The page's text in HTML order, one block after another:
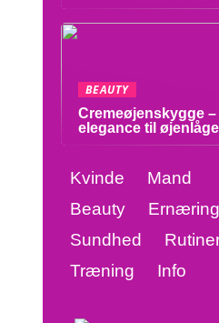
BEAUTY
Cremeøjenskygge –
elegance til
Kvinde
Mand
Beauty
Ernæring
Sundhed
Træning
Info